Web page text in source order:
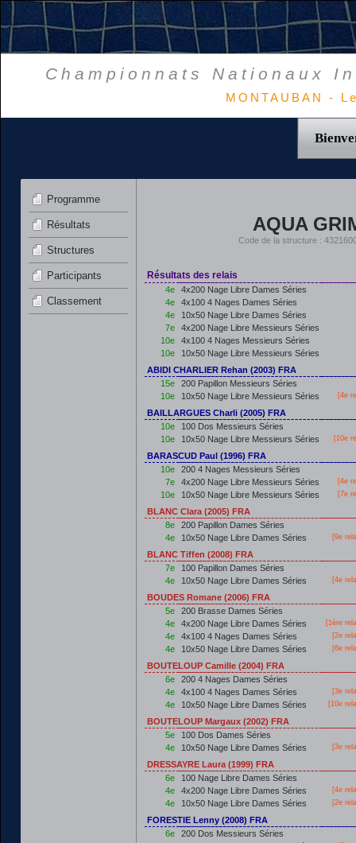
Championnats Nationaux
MONTAUBAN -
Programme
Résultats
Structures
Participants
Classement
AQUA
Code de la structure :
Résultats des relais
4e
4x200 Nage Libre Dames Séries
4e
4x100 4 Nages Dames Séries
4e
10x50 Nage Libre Dames Séries
7e
4x200 Nage Libre Messieurs Séries
10e
4x100 4 Nages Messieurs Séries
10e
10x50 Nage Libre Messieurs Séries
ABIDI CHARLIER Rehan (2003) FRA
15e
200 Papillon Messieurs Séries
10e
10x50 Nage Libre Messieurs Séries [4e
BAILLARGUES Charli (2005) FRA
10e
100 Dos Messieurs Séries
10e
10x50 Nage Libre Messieurs Séries [10e
BARASCUD Paul (1996) FRA
10e
200 4 Nages Messieurs Séries
7e
4x200 Nage Libre Messieurs Séries [4e
10e 10x50 Nage Libre Messieurs Séries [7e
BLANC Clara (2005) FRA
8e
200 Papillon Dames Séries
4e
10x50 Nage Libre Dames Séries [9e
BLANC Tiffen (2008) FRA
7e
100 Papillon Dames Séries
4e
10x50 Nage Libre Dames Séries [4e
BOUDES Romane (2006) FRA
5e
200 Brasse Dames Séries
4e
4x200 Nage Libre Dames Séries [1ère
4e 4x100 4 Nages Dames Séries [2e
4e 10x50 Nage Libre Dames Séries [6e
BOUTELOUP Camille (2004) FRA
6e
200 4 Nages Dames Séries
4e
4x100 4 Nages Dames Séries [3e
4e 10x50 Nage Libre Dames Séries [10e
BOUTELOUP Margaux (2002) FRA
5e
100 Dos Dames Séries
4e
10x50 Nage Libre Dames Séries [3e
DRESSAYRE Laura (1999) FRA
6e
100 Nage Libre Dames Séries
4e
4x200 Nage Libre Dames Séries [4e
4e 10x50 Nage Libre Dames Séries [2e
FORESTIE Lenny (2008) FRA
6e
200 Dos Messieurs Séries